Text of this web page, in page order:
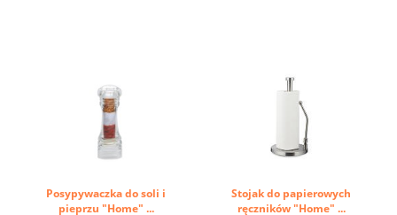
Posypywaczka do soli i
pieprzu "Home" ...
Stojak do papierowych
ręczników "Home" ...